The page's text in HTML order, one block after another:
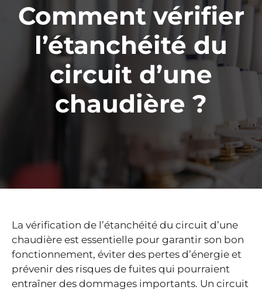
Comment vérifier
l’étanchéité du
circuit d’une
chaudière ?
La vérification de l’étanchéité du circuit d’une
chaudière est essentielle pour garantir son bon
fonctionnement, éviter des pertes d’énergie et
prévenir des risques de fuites qui pourraient
entraîner des dommages importants. Un circuit